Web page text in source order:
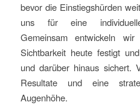
bevor die Einstiegshürden
uns für eine
Gemeinsam entwickeln
Sichtbarkeit heute festigt
und darüber hinaus sichert.
Resultate und eine
Augenhöhe.